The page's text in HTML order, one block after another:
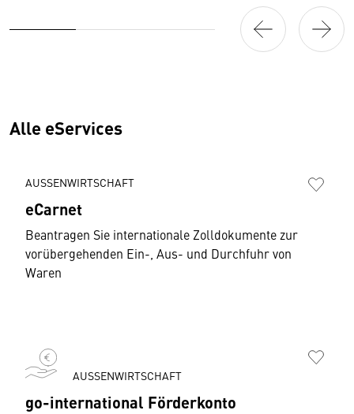
Alle eServices
AUSSENWIRTSCHAFT
eCarnet
Beantragen Sie internationale Zolldokumente zur
vorübergehenden Ein-, Aus- und Durchfuhr von
Waren
AUSSENWIRTSCHAFT
go-international Förderkonto